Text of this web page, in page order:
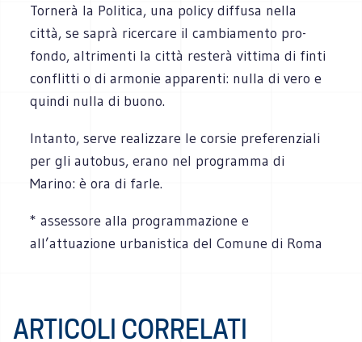
Tor­nerà la Poli­tica, una policy dif­fusa nella
città, se saprà ricer­care il cam­bia­mento pro­
fondo, altri­menti la città resterà vit­tima di finti
con­flitti o di armo­nie appa­renti: nulla di vero e
quindi nulla di buono.
Intanto, serve rea­liz­zare le cor­sie pre­fe­ren­ziali
per gli auto­bus, erano nel pro­gramma di
Marino: è ora di farle.
* asses­sore alla pro­gram­ma­zione e
all’attuazione urba­ni­stica del Comune di Roma
ARTICOLI CORRELATI